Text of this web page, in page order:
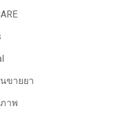
ขายยา
าพ